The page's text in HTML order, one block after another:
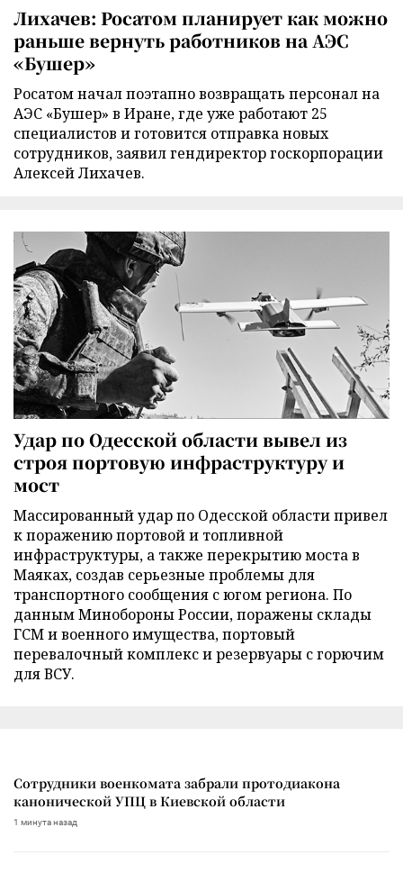
Лихачев: Росатом планирует как можно
раньше вернуть работников на АЭС
«Бушер»
Росатом начал поэтапно возвращать персонал на
АЭС «Бушер» в Иране, где уже работают 25
специалистов и готовится отправка новых
сотрудников, заявил гендиректор госкорпорации
Алексей Лихачев.
Удар по Одесской области вывел из
строя портовую инфраструктуру и
мост
Массированный удар по Одесской области привел
к поражению портовой и топливной
инфраструктуры, а также перекрытию моста в
Маяках, создав серьезные проблемы для
транспортного сообщения с югом региона. По
данным Минобороны России, поражены склады
ГСМ и военного имущества, портовый
перевалочный комплекс и резервуары с горючим
для ВСУ.
Сотрудники военкомата забрали протодиакона
канонической УПЦ в Киевской области
1 минута назад